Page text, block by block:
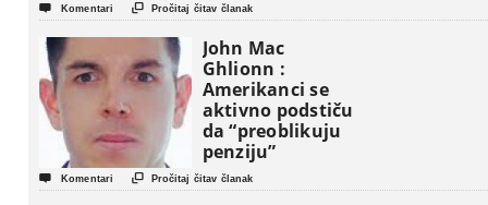
 Komentari  Pročitaj čitav članak
John Mac
Ghlionn :
Amerikanci se
aktivno podstiču
da “preoblikuju
penziju”
 Komentari  Pročitaj čitav članak